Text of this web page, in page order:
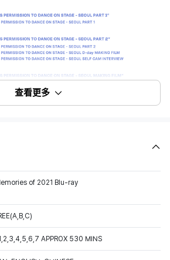
查看更多
of 2021 Blu-ray
APPROX 530 MINS